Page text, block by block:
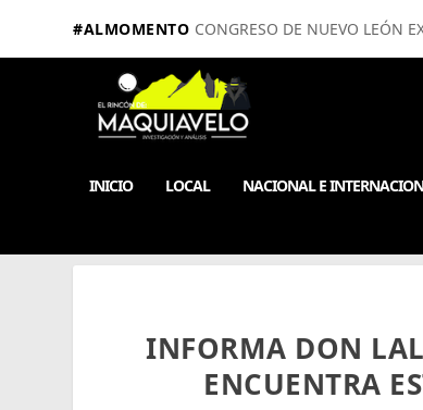
#ALMOMENTO CONGRESO DE NUEVO LEÓN
INICIO LOCAL NACIONAL E
INFORMA DON
ENCUENTRA